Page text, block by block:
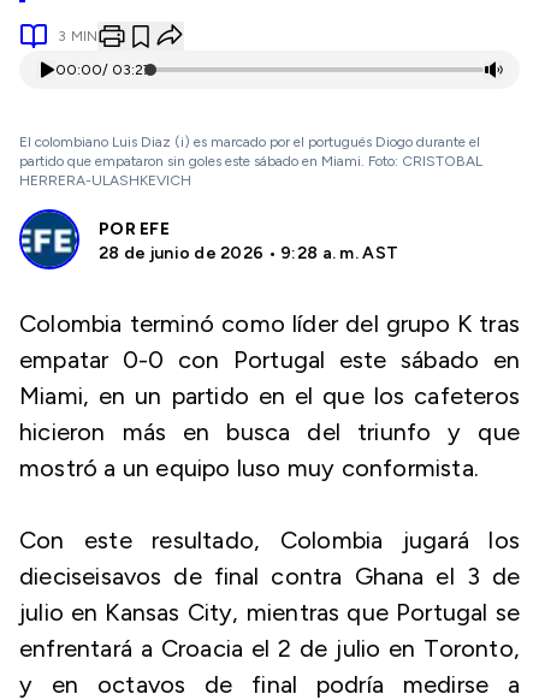
3 MIN
00:00/ 03:27
El colombiano Luis Diaz (i) es marcado por el portugués Diogo durante el
partido que empataron sin goles este sábado en Miami. Foto: CRISTOBAL
HERRERA-ULASHKEVICH
POR EFE
28 de junio de 2026 • 9:28 a. m. AST
Colombia terminó como líder del grupo K tras
empatar 0-0 con Portugal este sábado en
Miami, en un partido en el que los cafeteros
hicieron más en busca del triunfo y que
mostró a un equipo luso muy conformista.
Con este resultado, Colombia jugará los
dieciseisavos de final contra Ghana el 3 de
julio en Kansas City, mientras que Portugal se
enfrentará a Croacia el 2 de julio en Toronto,
y en octavos de final podría medirse a